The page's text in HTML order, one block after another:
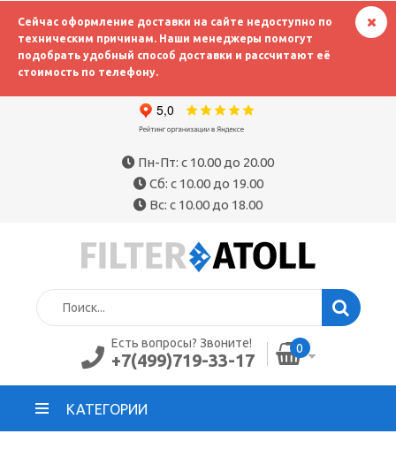
Сейчас оформление доставки на сайте недоступно по
техническим причинам. Наши менеджеры помогут
подобрать удобный способ доставки и рассчитают её
стоимость по телефону.
Пн-Пт: с 10.00 до 20.00
Сб: с 10.00 до 19.00
Вс: с 10.00 до 18.00
Есть вопросы? Звоните!
+7(499)719-33-17
0
КАТЕГОРИИ